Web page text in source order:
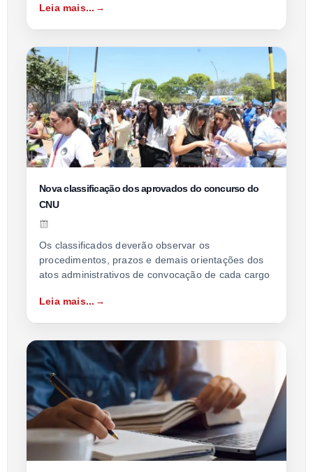
Leia mais...
Nova classificação dos aprovados do concurso do
CNU
Os classificados deverão observar os
procedimentos, prazos e demais orientações dos
atos administrativos de convocação de cada cargo
Leia mais...